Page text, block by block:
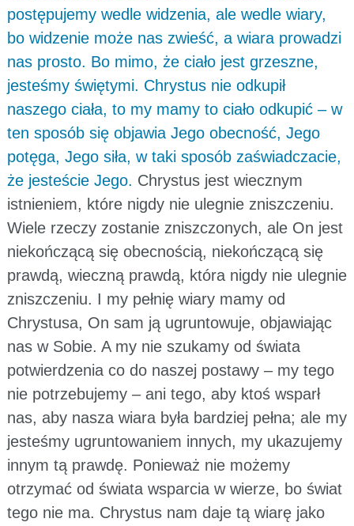
postępujemy wedle widzenia, ale wedle wiary,
bo widzenie może nas zwieść, a wiara prowadzi
nas prosto. Bo mimo, że ciało jest grzeszne,
jesteśmy świętymi. Chrystus nie odkupił
naszego ciała, to my mamy to ciało odkupić – w
ten sposób się objawia Jego obecność, Jego
potęga, Jego siła, w taki sposób zaświadczacie,
że jesteście Jego. Chrystus jest wiecznym
istnieniem, które nigdy nie ulegnie zniszczeniu.
Wiele rzeczy zostanie zniszczonych, ale On jest
niekończącą się obecnością, niekończącą się
prawdą, wieczną prawdą, która nigdy nie ulegnie
zniszczeniu. I my pełnię wiary mamy od
Chrystusa, On sam ją ugruntowuje, objawiając
nas w Sobie. A my nie szukamy od świata
potwierdzenia co do naszej postawy – my tego
nie potrzebujemy – ani tego, aby ktoś wsparł
nas, aby nasza wiara była bardziej pełna; ale my
jesteśmy ugruntowaniem innych, my ukazujemy
innym tą prawdę. Ponieważ nie możemy
otrzymać od świata wsparcia w wierze, bo świat
tego nie ma. Chrystus nam daje tą wiarę jako